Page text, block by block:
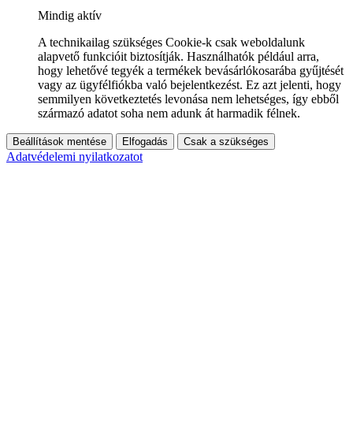
Mindig aktív
A technikailag szükséges Cookie-k csak weboldalunk
alapvető funkcióit biztosítják. Használhatók például arra,
hogy lehetővé tegyék a termékek bevásárlókosarába gyűjtését
vagy az ügyfélfiókba való bejelentkezést. Ez azt jelenti, hogy
semmilyen következtetés levonása nem lehetséges, így ebből
származó adatot soha nem adunk át harmadik félnek.
Beállítások mentése Elfogadás Csak a szükséges
Adatvédelemi nyilatkozatot